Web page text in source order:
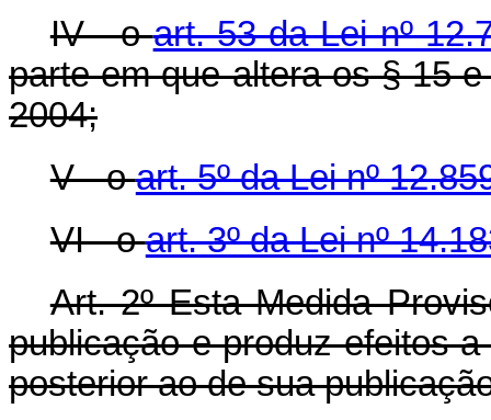
IV - oart. 53 da Lei nº
parte em que altera os § 15
2004;
V - oart. 5º da Lei nº
VI - oart. 3º da Lei nº
Art. 2º Esta Medida
publicação e produz efeitos
posterior ao de sua